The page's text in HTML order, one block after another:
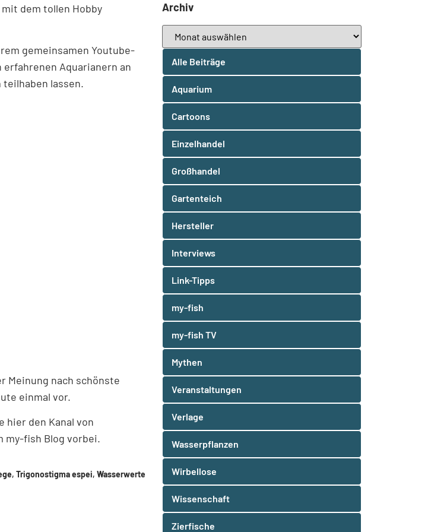
dem tollen Hobby
gemeinsamen Youtube-
Aquarianern an
lassen.
Meinung nach schönste
einmal vor.
hier den Kanal von
my-fish Blog vorbei.
, Trigonostigma espei, Wasserwerte
Archiv
Alle Beiträge
Aquarium
Cartoons
Einzelhandel
Großhandel
Gartenteich
Hersteller
Interviews
Link-Tipps
my-fish
my-fish TV
Mythen
Veranstaltungen
Verlage
Wasserpflanzen
Wirbellose
Wissenschaft
Zierfische